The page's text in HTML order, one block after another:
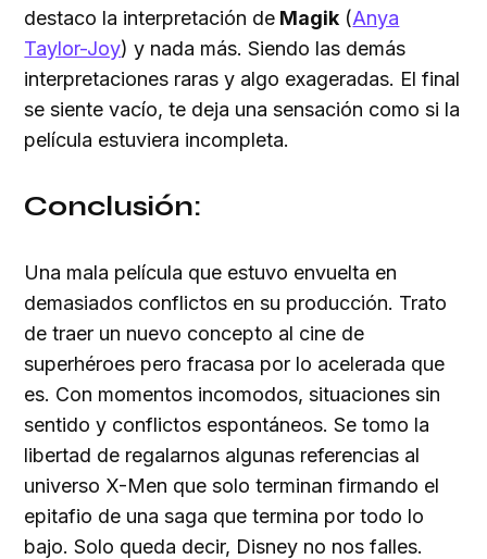
destaco la interpretación de Magik (Anya
Taylor-Joy) y nada más. Siendo las demás
interpretaciones raras y algo exageradas. El final
se siente vacío, te deja una sensación como si la
película estuviera incompleta.
Conclusión:
Una mala película que estuvo envuelta en
demasiados conflictos en su producción. Trato
de traer un nuevo concepto al cine de
superhéroes pero fracasa por lo acelerada que
es. Con momentos incomodos, situaciones sin
sentido y conflictos espontáneos. Se tomo la
libertad de regalarnos algunas referencias al
universo X-Men que solo terminan firmando el
epitafio de una saga que termina por todo lo
bajo. Solo queda decir, Disney no nos falles.